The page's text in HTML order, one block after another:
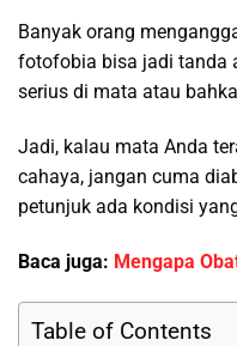
Banyak orang
fotofobia bisa jadi tanda
serius di mata atau
Jadi, kalau mata Anda
cahaya, jangan cuma
petunjuk ada kondisi
Baca juga: Mengapa
Table of Contents